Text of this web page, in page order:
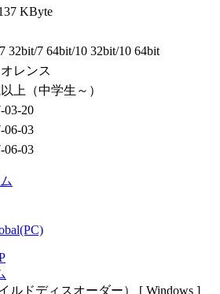
KByte
32bit/7 64bit/10 32bit/10 64bit
レンス
上（中学生～）
03-20
06-03
06-03
ルドディスオーダー） [ Windows ]